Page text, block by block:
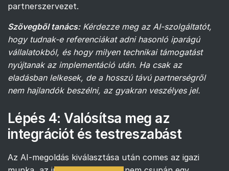
partnerszervezet.
Szövegből tanács: Kérdezze meg az AI-szolgáltatót,
hogy tudnak-e referenciákat adni hasonló iparágú
vállalatokból, és hogy milyen technikai támogatást
nyújtanak az implementáció után. Ha csak az
eladásban lelkesek, de a hosszú távú partnerségről
nem hajlandók beszélni, az gyakran veszélyes jel.
Lépés 4: Valósítsa meg az
integrációt és testreszabást
Az AI-megoldás kiválasztása után comes az igazi